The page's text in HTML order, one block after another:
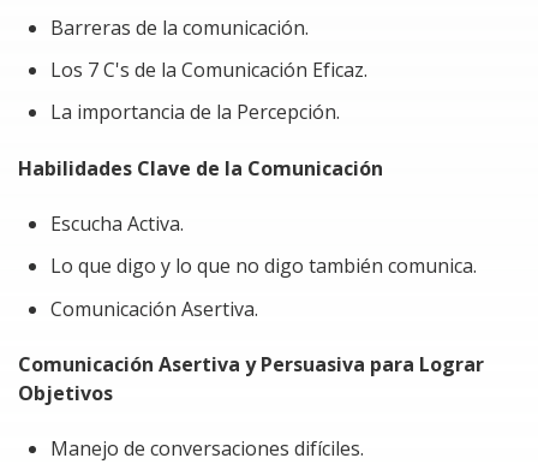
Aumentar la confianza al comunicarse en
diferentes contextos.
Problemática a resolver al tomar el Curso:
Este curso se enfoca en personas y equipos que
experimentan:
Dificultad para expresar ideas de manera concisa y
efectiva.
comprender las necesidades de los demás.
Malentendidos y errores debido a una
comunicación poco clara.
Barreras de la comunicación.
Los 7 C's de la Comunicación Eficaz.
La importancia de la Percepción.
Habilidades Clave de la Comunicación
Escucha Activa.
Lo que digo y lo que no digo también comunica.
Comunicación Asertiva.
Comunicación Asertiva y Persuasiva para Lograr
Objetivos
Manejo de conversaciones difíciles.